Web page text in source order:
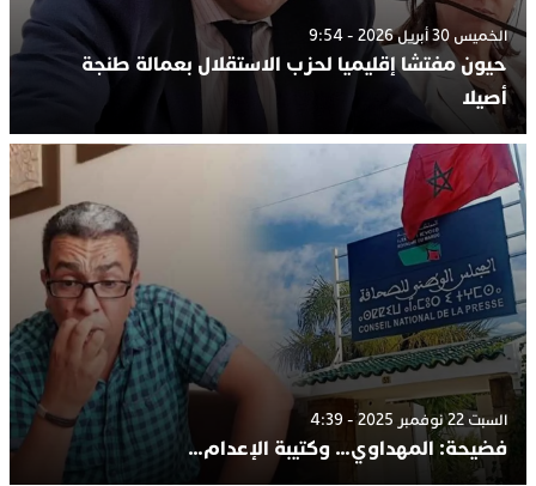
الخميس 30 أبريل 2026 - 9:54
حيون مفتشا إقليميا لحزب الاستقلال بعمالة طنجة
أصيلا
السبت 22 نوفمبر 2025 - 4:39
فضيحة: المهداوي… وكتيبة الإعدام…